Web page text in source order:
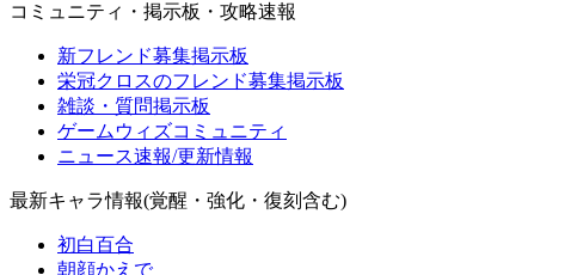
コミュニティ・掲示板・攻略速報
新フレンド募集掲示板
栄冠クロスのフレンド募集掲示板
雑談・質問掲示板
ゲームウィズコミュニティ
ニュース速報/更新情報
最新キャラ情報(覚醒・強化・復刻含む)
初白百合
朝顔かえで